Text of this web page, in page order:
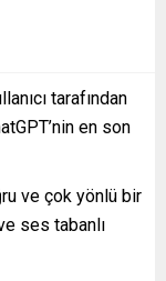
tarafından
en son
ve çok yönlü bir
ses tabanlı